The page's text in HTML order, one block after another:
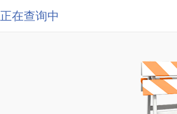
正在查询中